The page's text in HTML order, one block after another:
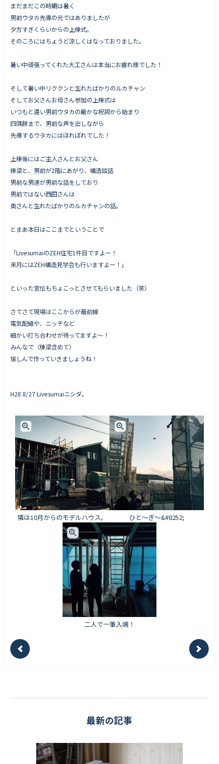
会社情報
スタッフ紹介
Staff ブログ&News
まだまだこの時期は暑く
男前ウタカ先導の元ではありましたが
夕方すぎくらいからの上棟式。
そのころにはちょうど涼しくはなっておりました。
暑い中頑張ってくれた大工さんは本当にお疲れ様でした！
そして暑い中リククンと生れたばかりのルカチャン
そしてお父さんお母さん参加の上棟式は
いつもと違い男前ウタカの厳かな祝詞から始まり
四隅餅まで、男前な声を出しながら
先導するウタカにはほれぼれでした！
上棟後にはご主人さんとお父さん
棟梁と、男前が2階にあがり、構造談話
男前な男達が男前な話をしており
男前ではない西田さんは
奥さんと生れたばかりのルカチャンの話。
とまあ本日はここまでということで
「LivesumaiのZEH住宅1件目ですよー！
来月にはZEH構造見学会も行いますよー！」
といった宣伝もちょこっとさせてもらいました（笑）
さてさて現場はここからが最前線
電気配線や、ニッチなど
細かい打ち合わせが待ってますよ〜！
みんなで（棟梁含めて）
愉しんで作っていきましょうね！
H28 8/27 Livesumaiニシダ。
隣は10月からのモデルハウス。 ひと〜ぎ〜&#8252;
二人で一筆入魂！
最新の記事